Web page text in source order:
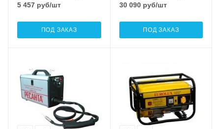
5 457 руб/шт
ПОД ЗАКАЗ
30 090руб/шт
ПОД ЗАКАЗ